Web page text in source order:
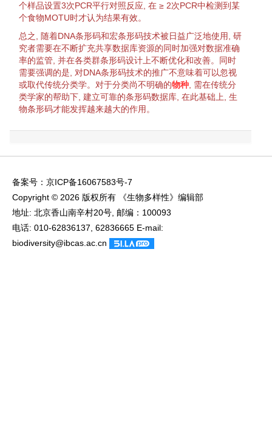
个样品设置3次PCR平行对照反应, 在 ≥ 2次PCR中检测到某
个食物MOTU时才认为结果有效。
总之, 随着DNA条形码和宏条形码技术被日益广泛地使用, 研
究者需要在不断扩充共享数据库资源的同时加强对数据准确
率的监管, 并在各类群条形码设计上不断优化和改善。同时
需要强调的是, 对DNA条形码技术的推广不意味着可以忽视
或取代传统分类学。对于分类尚不明确的物种 , 需在传统分
类学家的帮助下, 建立可靠的条形码数据库, 在此基础上, 生
物条形码才能发挥越来越大的作用。
备案号： 京ICP备16067583号-7
Copyright © 2026 版权所有 《生物多样性》编辑部
地址: 北京香山南辛村20号, 邮编：100093
电话: 010-62836137, 62836665 E-mail:
biodiversity@ibcas.ac.cn